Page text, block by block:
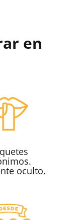
en
oculto.